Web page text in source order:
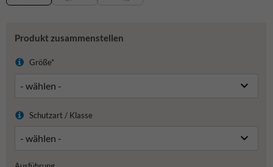
Produkt zusammenstellen
Größe*
Schutzart / Klasse